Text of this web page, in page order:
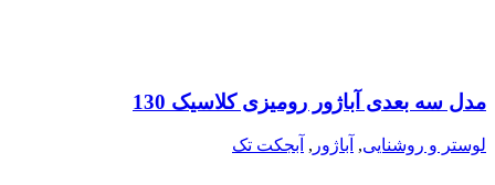
مدل سه بعدی آباژور رومیزی کلاسیک 130
لوستر و روشنایی, آباژور , آبجکت تک